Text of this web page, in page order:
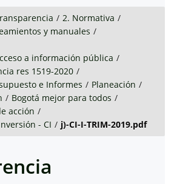
/ 2. Normativa /
y manuales /
a información pública /
res 1519-2020 /
e Informes / Planeación /
/ Bogotá mejor para todos /
acción /
- CI / j)-CI-I-TRIM-2019.pdf